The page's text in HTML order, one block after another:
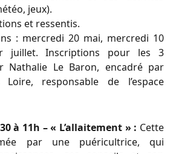
jeux).
et ressentis.
: mercredi 20 mai, mercredi 10
juillet. Inscriptions pour les 3
Nathalie Le Baron, encadré par
Loire, responsable de l’espace
à 11h – « L’allaitement » : Cette
par une puéricultrice, qui